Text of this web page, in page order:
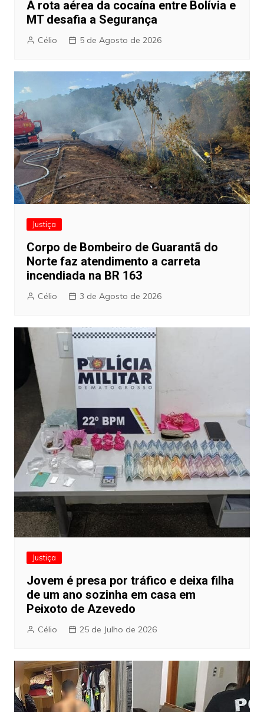
A rota aérea da cocaína entre Bolívia e
MT desafia a Segurança
Célio 5 de Agosto de 2026
Justiça
Corpo de Bombeiro de Guarantã do
Norte faz atendimento a carreta
incendiada na BR 163
Célio 3 de Agosto de 2026
Justiça
Jovem é presa por tráfico e deixa filha
de um ano sozinha em casa em
Peixoto de Azevedo
Célio 25 de Julho de 2026